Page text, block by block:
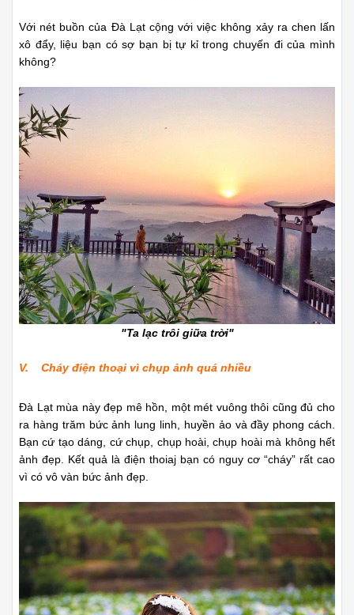
Với nét buồn của Đà Lạt cộng với việc không xảy ra chen lấn
xô đẩy, liệu bạn có sợ bạn bị tự kỉ trong chuyến đi của mình
không?
"Ta lạc trôi giữa trời"
V. Cháy điện thoại vì chụp ảnh quá nhiều
Đà Lạt mùa này đẹp mê hồn, một mét vuông thôi cũng đủ cho
ra hàng trăm bức ảnh lung linh, huyền ảo và đầy phong cách.
Bạn cứ tạo dáng, cứ chụp, chụp hoài, chụp hoài mà không hết
ảnh đẹp. Kết quả là điện thoiaj bạn có nguy cơ “cháy” rất cao
vì có vô vàn bức ảnh đẹp.